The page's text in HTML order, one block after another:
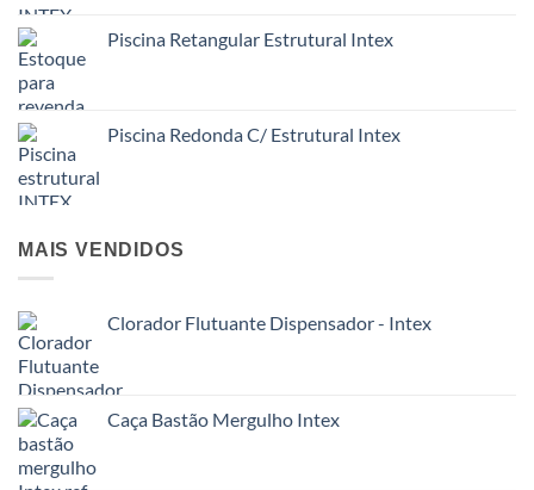
Piscina Retangular Estrutural Intex
Piscina Redonda C/ Estrutural Intex
MAIS VENDIDOS
Clorador Flutuante Dispensador - Intex
Caça Bastão Mergulho Intex